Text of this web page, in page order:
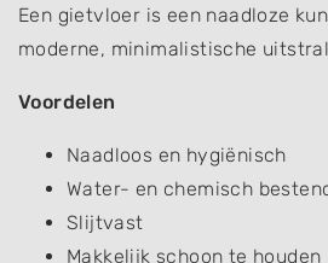
Een gietvloer is een naadloze
moderne, minimalistische
Voordelen
Naadloos en hygiënisch
Water- en chemisch
Slijtvast
Makkelijk schoon te houden